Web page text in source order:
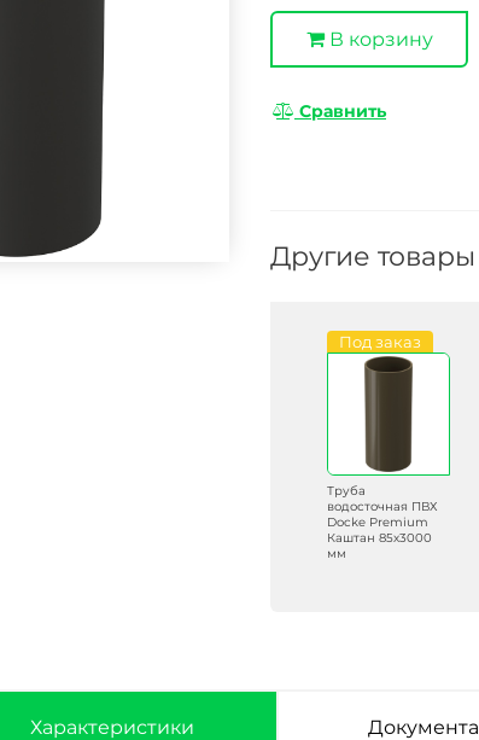
В корзину
Сравнить
Другие
Под заказ
Труба
водосточная ПВХ
Docke Premium
Каштан 85х3000
мм
Характеристики